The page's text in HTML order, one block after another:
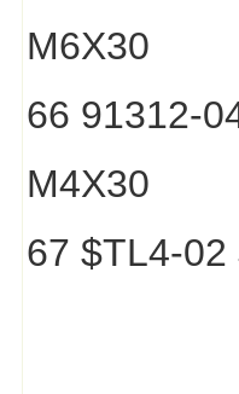
M6X30
66 91312-
M4X30
67 $TL4-02